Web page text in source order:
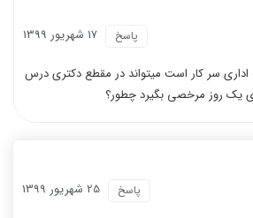
17 شهریور 1399 پاسخ
اداری سر کار است میتواند در مقطع دکتری درس
یک روز مرخصی بگیرد چطور؟
25 شهریور 1399 پاسخ